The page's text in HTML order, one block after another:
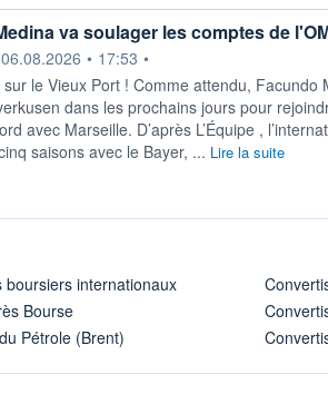
va soulager les comptes de
par
06.08.2026 • 17:53 •
le Vieux Port ! Comme attendu, Facundo
dans les prochains jours pour
avec Marseille. D’après L’Équipe ,
saisons avec le Bayer, ... Lire la suite
boursiers internationaux
Bourse
Pétrole (Brent)